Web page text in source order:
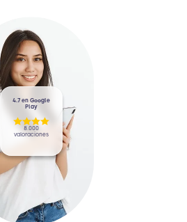
4.7 en Google
Play
8.000
valoraciones